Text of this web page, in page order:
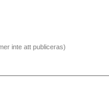
inte att publiceras)